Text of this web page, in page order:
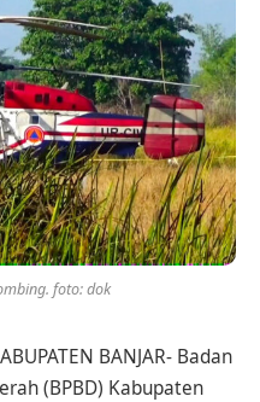
foto: dok
BANJAR- Badan
(BPBD) Kabupaten